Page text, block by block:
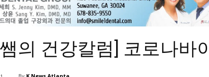
쌤의 건강칼럼] 코로나바